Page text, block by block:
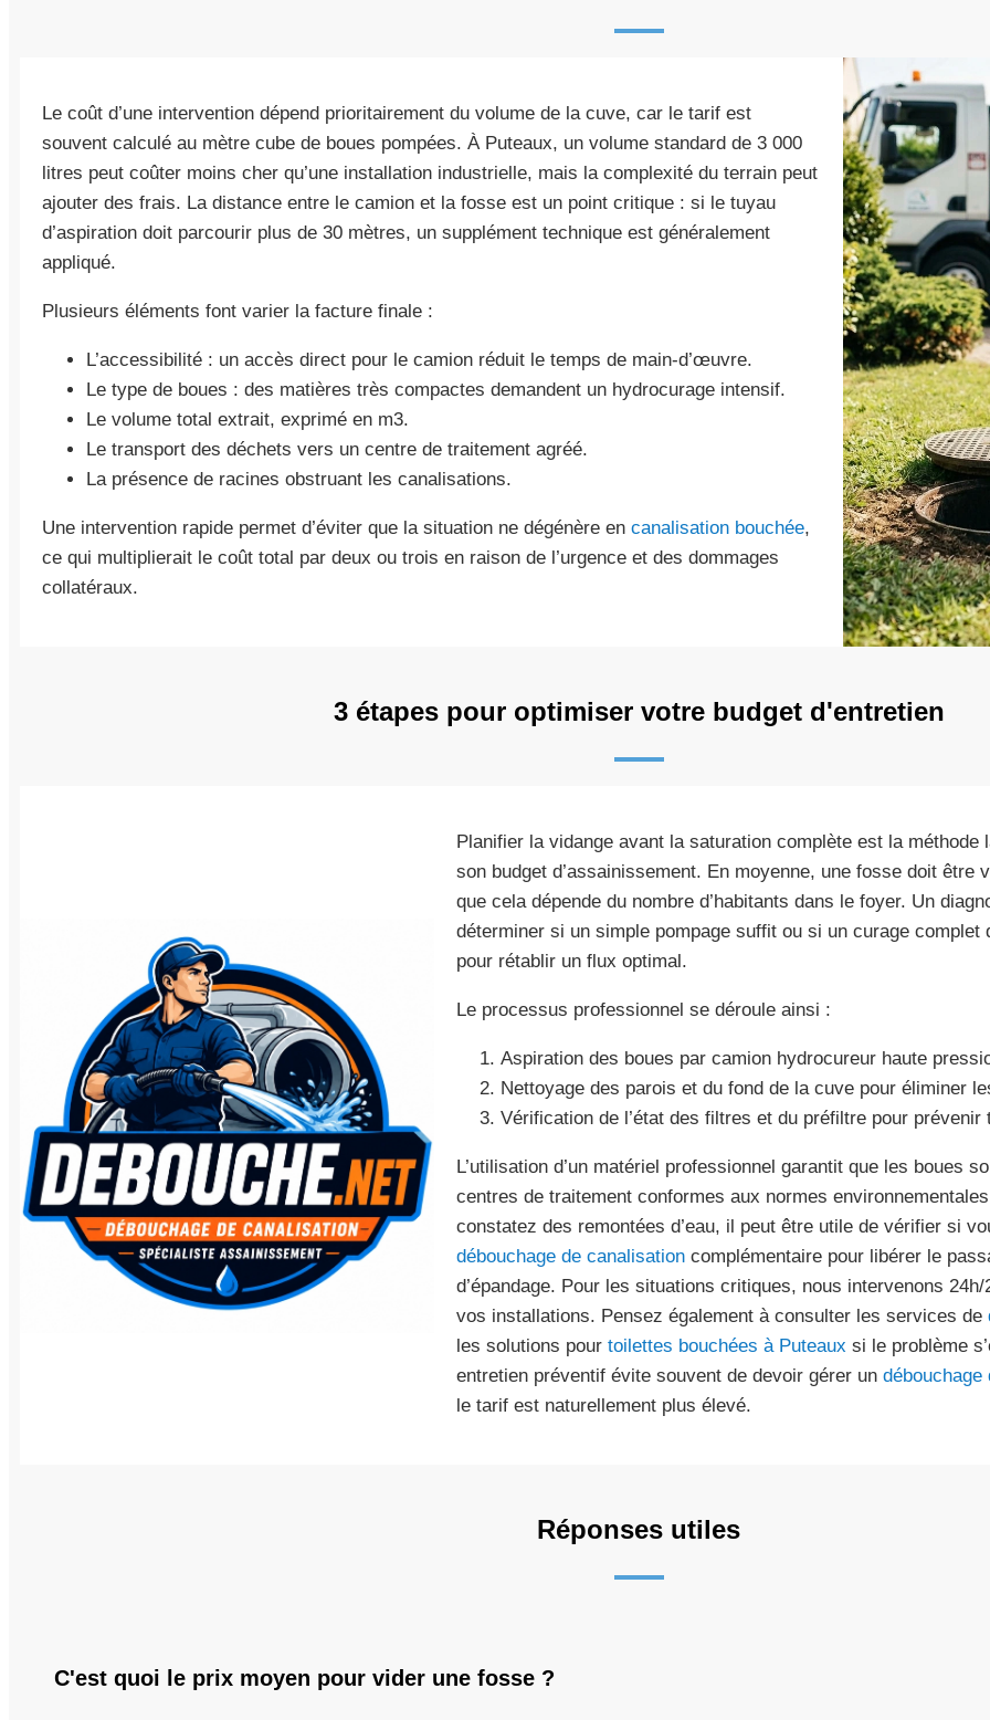
Le coût d’une intervention dépend prioritairement du volume de la cuve, car le tarif est
souvent calculé au mètre cube de boues pompées. À Puteaux, un volume standard de 3 000
litres peut coûter moins cher qu’une installation industrielle, mais la complexité du terrain peut
ajouter des frais. La distance entre le camion et la fosse est un point critique : si le tuyau
d’aspiration doit parcourir plus de 30 mètres, un supplément technique est généralement
appliqué.
Plusieurs éléments font varier la facture finale :
L’accessibilité : un accès direct pour le camion réduit le temps de main-d’œuvre.
Le type de boues : des matières très compactes demandent un hydrocurage intensif.
Le volume total extrait, exprimé en m3.
Le transport des déchets vers un centre de traitement agréé.
La présence de racines obstruant les canalisations.
Une intervention rapide permet d’éviter que la situation ne dégénère en canalisation bouchée,
ce qui multiplierait le coût total par deux ou trois en raison de l’urgence et des dommages
collatéraux.
3 étapes pour optimiser votre budget d'entretien
Planifier la vidange avant la saturation complète est la méthode
son budget d’assainissement. En moyenne, une fosse doit être
que cela dépende du nombre d’habitants dans le foyer. Un
déterminer si un simple pompage suffit ou si un curage
pour rétablir un flux optimal.
Le processus professionnel se déroule ainsi :
Aspiration des boues par camion hydrocureur haute
Nettoyage des parois et du fond de la cuve pour éliminer
Vérification de l’état des filtres et du préfiltre pour prévenir
L’utilisation d’un matériel professionnel garantit que les boues
centres de traitement conformes aux normes
constatez des remontées d’eau, il peut être utile de vérifier si
débouchage de canalisationcomplémentaire pour libérer le
d’épandage. Pour les situations critiques, nous intervenons
vos installations. Pensez également à consulter les services de
les solutions pour toilettes bouchées à Puteaux si le problème
entretien préventif évite souvent de devoir gérer un débouchage
le tarif est naturellement plus élevé.
Réponses utiles
C'est quoi le prix moyen pour vider une fosse ?